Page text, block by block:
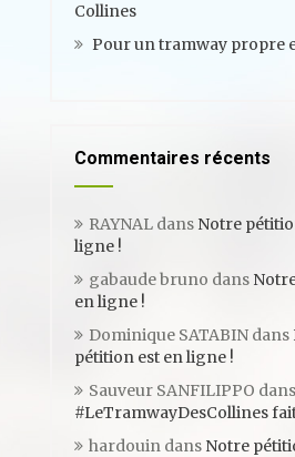
Collines
Pour un tramway propre
Commentaires récents
RAYNAL dans Notre
ligne !
gabaude bruno dans
en ligne !
Dominique SATABIN dans
pétition est en ligne !
Sauveur SANFILIPPO dans
#LeTramwayDesCollines
hardouin dans Notre